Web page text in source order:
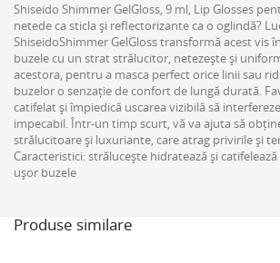
Shiseido Shimmer GelGloss, 9 ml, Lip Glosses
netede ca sticla și reflectorizante ca o oglindă?
ShiseidoShimmer GelGloss transformă acest vis
buzele cu un strat strălucitor, netezește și
acestora, pentru a masca perfect orice linii sau
buzelor o senzație de confort de lungă durată.
catifelat și împiedică uscarea vizibilă să
impecabil. Într-un timp scurt, vă va ajuta să
strălucitoare și luxuriante, care atrag privirile și
Caracteristici: strălucește hidratează și
ușor buzele
Produse similare